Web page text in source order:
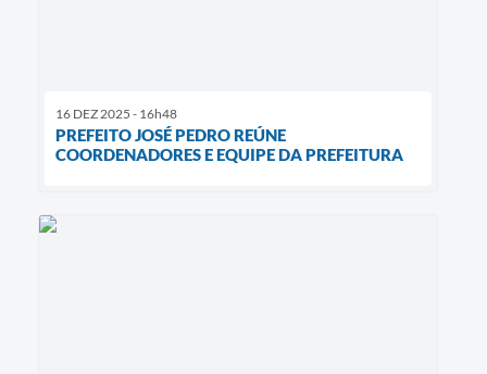
16 DEZ 2025 - 16h48
PREFEITO JOSÉ PEDRO REÚNE
COORDENADORES E EQUIPE DA PREFEITURA